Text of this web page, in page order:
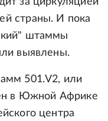
страны. И пока
штаммы
выявлены.
501.V2, или
в Южной Африке
центра